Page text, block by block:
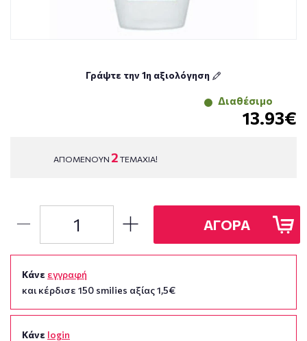
Γράψτε την 1η αξιολόγηση
Διαθέσιμο
13.93€
ΑΠΟΜΕΝΟΥΝ 2 ΤΕΜΑΧΙΑ!
ΑΓΟΡΑ
Κάνε εγγραφή
και κέρδισε 150 smilies αξίας 1,5€
Κάνε login